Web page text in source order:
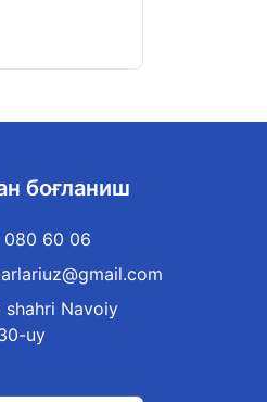
боғланиш
080 60 06
shahri Navoiy
uy